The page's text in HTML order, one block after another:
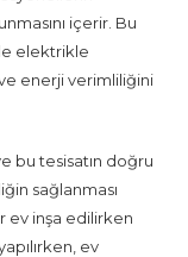
içerir. Bu
elektrikle
ve enerji verimliliğini
bu tesisatın doğru
sağlanması
ev inşa edilirken
ev